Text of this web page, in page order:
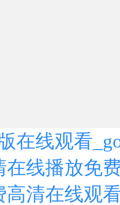
在线观看
在线播放
高清在线观